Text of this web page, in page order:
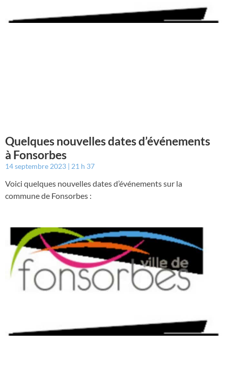
Quelques nouvelles dates d’événements
à Fonsorbes
14 septembre 2023 21 h 37
Voici quelques nouvelles dates d’événements sur la
commune de Fonsorbes :